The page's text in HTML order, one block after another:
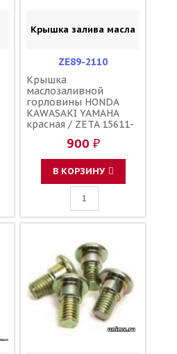
Крышка залива масла
ZE89-2110
Крышка
маслозаливной
горловины HONDA
KAWASAKI YAMAHA
красная / ZETA 15611-
16115-018 3Y1-15363-
00-00 3Y1-15363-10-00
900 ₽
В КОРЗИНУ